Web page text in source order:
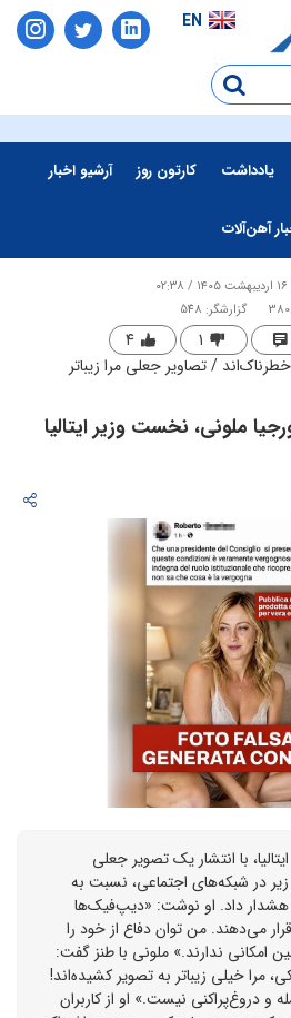
EN
یادداشت کارتون روز آرشیو اخبار
آهن‌آلات
گزارشگر: 548
۱ ۴
/ تصاویر جعلی مرا زیباتر
ملونی، نخست وزیر ایتالیا
با انتشار یک تصویر جعلی
در شبکه‌های اجتماعی، نسبت به
داد. او نوشت: «دیپ‌فیک‌ها
می‌دهند. من توان دفاع از خود را
امکانی ندارند.» ملونی با طنز گفت:
مرا خیلی زیباتر به تصویر کشیده‌اند!
دروغ‌پراکنی نیست.» او از کاربران